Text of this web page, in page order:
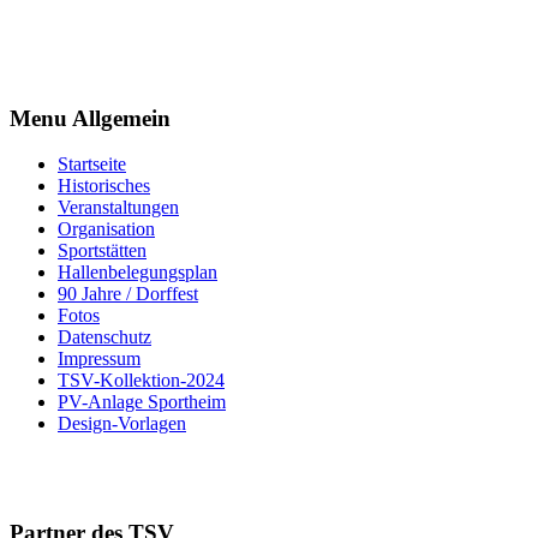
Menu Allgemein
Startseite
Historisches
Veranstaltungen
Organisation
Sportstätten
Hallenbelegungsplan
90 Jahre / Dorffest
Fotos
Datenschutz
Impressum
TSV-Kollektion-2024
PV-Anlage Sportheim
Design-Vorlagen
Partner des TSV